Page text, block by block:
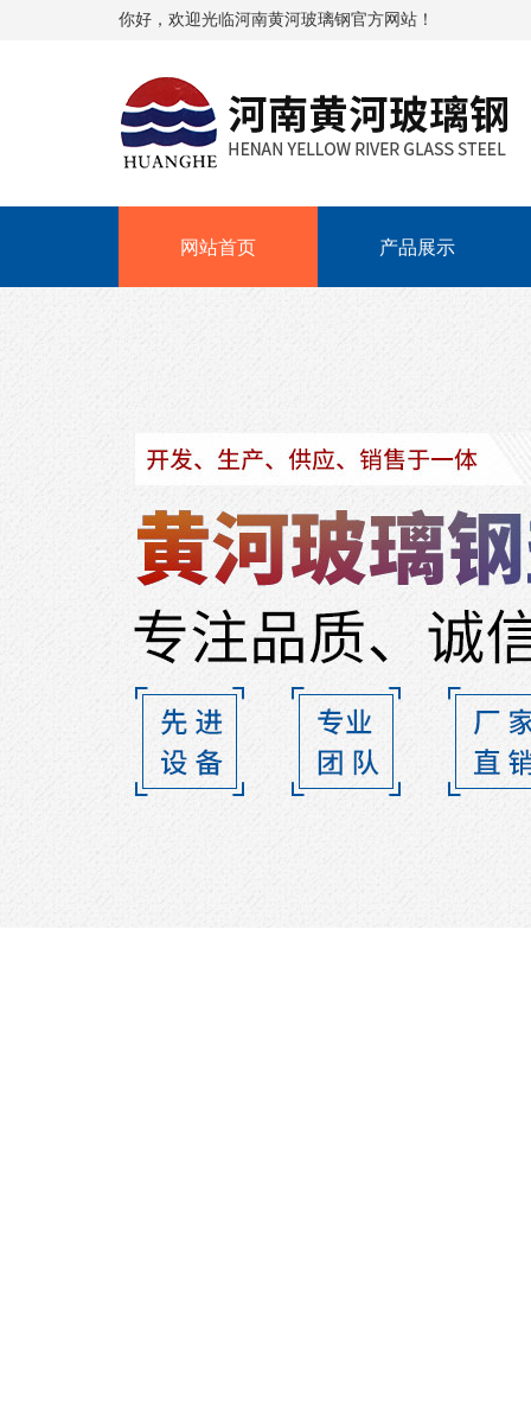
你好，欢迎光临河南黄河玻璃钢官方网站！
网站首页 产品展示